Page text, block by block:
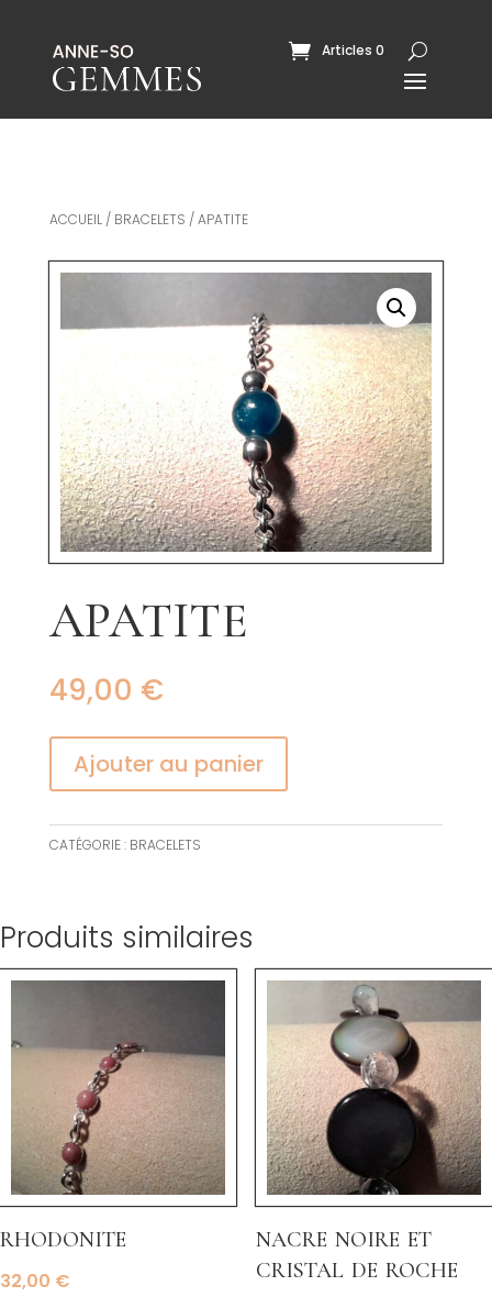
Articles 0
ACCUEIL/ BRACELETS / APATITE
APATITE
49,00 €
Ajouter au panier
CATÉGORIE : BRACELETS
Produits similaires
rhodonite
32,00 €
nacre noire et
cristal de roche